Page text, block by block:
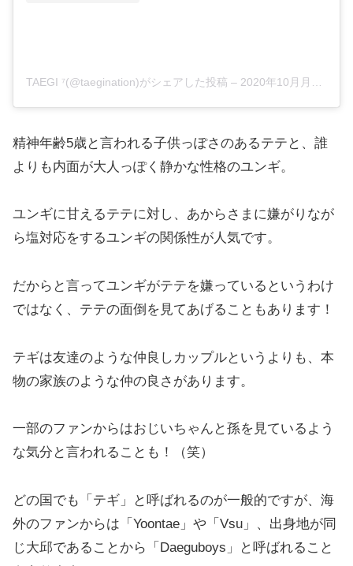
TAEGI ⁷(@taegination)がシェアした投稿 – 2020年10月月27日午後11時02分PDT
精神年齢5歳と言われる子供っぽさのあるテテと、誰
よりも内面が大人っぽく静かな性格のユンギ。
ユンギに甘えるテテに対し、あからさまに嫌がりなが
ら塩対応をするユンギの関係性が人気です。
だからと言ってユンギがテテを嫌っているというわけ
ではなく、テテの面倒を見てあげることもあります！
テギは友達のような仲良しカップルというよりも、本
物の家族のような仲の良さがあります。
一部のファンからはおじいちゃんと孫を見ているよう
な気分と言われることも！（笑）
どの国でも「テギ」と呼ばれるのが一般的ですが、海
外のファンからは「Yoontae」や「Vsu」、出身地が同
じ大邱であることから「Daeguboys」と呼ばれること